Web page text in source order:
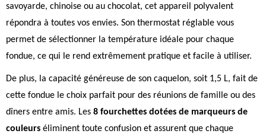
savoyarde, chinoise ou au chocolat, cet appareil polyvalent
répondra à toutes vos envies. Son thermostat réglable vous
permet de sélectionner la température idéale pour chaque
fondue, ce qui le rend extrêmement pratique et facile à utiliser.
De plus, la capacité généreuse de son caquelon, soit 1,5 L, fait de
cette fondue le choix parfait pour des réunions de famille ou des
dîners entre amis. Les 8 fourchettes dotées de marqueurs de
couleurs éliminent toute confusion et assurent que chaque